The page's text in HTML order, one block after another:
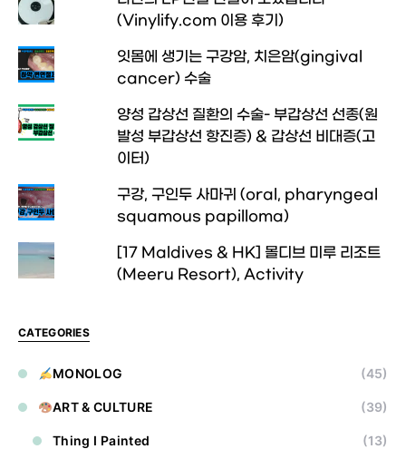
(Vinylify.com 이용 후기)
잇몸에 생기는 구강암, 치은암(gingival
cancer) 수술
양성 갑상선 질환의 수술- 부갑상선 선종(원
발성 부갑상선 항진증) & 갑상선 비대증(고
이터)
구강, 구인두 사마귀 (oral, pharyngeal
squamous papilloma)
[17 Maldives & HK] 몰디브 미루 리조트
(Meeru Resort), Activity
CATEGORIES
MONOLOG (45)
ART & CULTURE (39)
Thing I Painted (13)